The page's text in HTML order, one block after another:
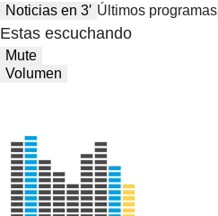
Noticias en 3′ Últimos programas
Estas escuchando
Mute
Volumen